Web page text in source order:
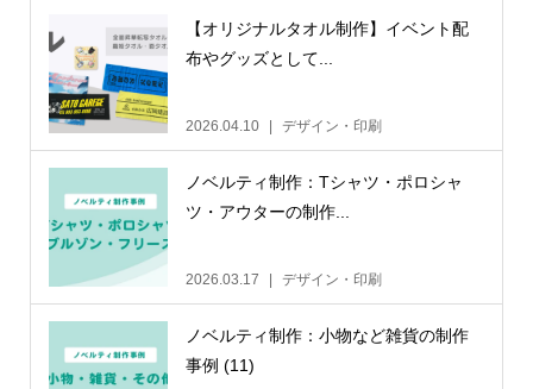
【オリジナルタオル制作】イベント配
布やグッズとして...
2026.04.10 デザイン・印刷
ノベルティ制作：Tシャツ・ポロシャ
ツ・アウターの制作...
2026.03.17 デザイン・印刷
ノベルティ制作：小物など雑貨の制作
事例 (11)